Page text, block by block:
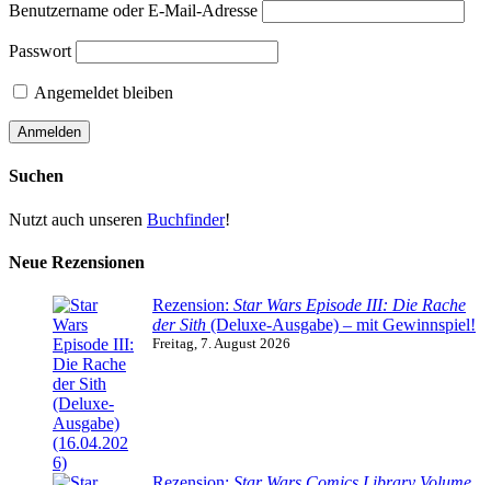
Benutzername oder E-Mail-Adresse
Passwort
Angemeldet bleiben
Suchen
Nutzt auch unseren Buchfinder!
Neue Rezensionen
Rezension: Star Wars Episode III: Die Rache
der Sith (Deluxe-Ausgabe) – mit Gewinnspiel!
Freitag, 7. August 2026